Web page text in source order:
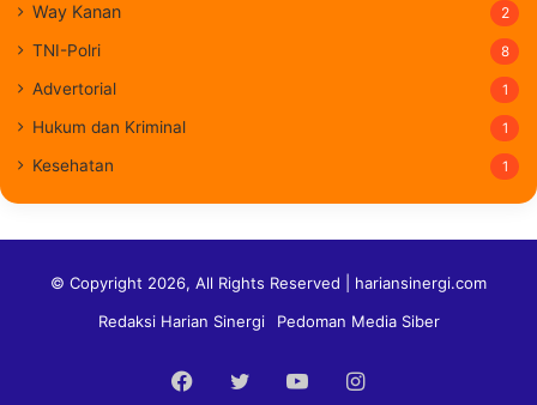
Way Kanan 2
TNI-Polri 8
Advertorial 1
Hukum dan Kriminal 1
Kesehatan 1
© Copyright 2026, All Rights Reserved | hariansinergi.com
Redaksi Harian Sinergi
Pedoman Media Siber
Facebook
TwitterYouTubeInstagram